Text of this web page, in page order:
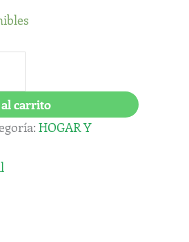
carrito
HOGAR Y